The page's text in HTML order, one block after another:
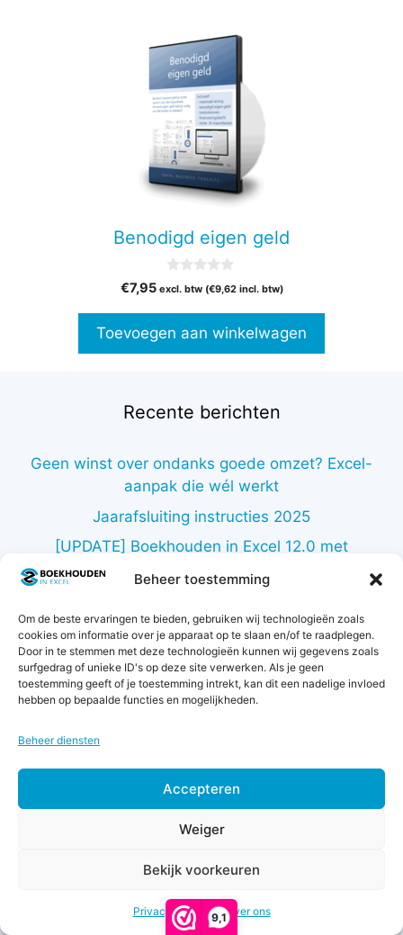
Beheer toestemming
Om de beste ervaringen te bieden, gebruiken wij technologieën zoals
cookies om informatie over je apparaat op te slaan en/of te raadplegen.
Door in te stemmen met deze technologieën kunnen wij gegevens zoals
surfgedrag of unieke ID's op deze site verwerken. Als je geen
toestemming geeft of je toestemming intrekt, kan dit een nadelige invloed
hebben op bepaalde functies en mogelijkheden.
Beheer diensten
Accepteren
Weiger
Bekijk voorkeuren
Privacy & CookiesOver ons
9,1
Benodigd eigen geld
v
5
€7,95 excl. btw (€9,62incl. btw)
Toevoegen aan winkelwagen
Recente berichten
Geen winst over ondanks goede omzet? Excel-
aanpak die wél werkt
Jaarafsluiting instructies 2025
[UPDATE] Boekhouden in Excel 12.0 met
nieuwe financiële rapportages
Blog
Licenties
Over ons
Beoordelingen
€16,50 -
€16,50